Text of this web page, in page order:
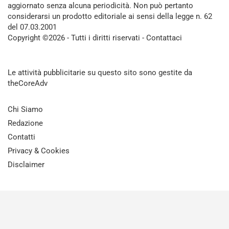
aggiornato senza alcuna periodicità. Non può pertanto
considerarsi un prodotto editoriale ai sensi della legge n. 62
del 07.03.2001
Copyright ©2026 - Tutti i diritti riservati - Contattaci
Le attività pubblicitarie su questo sito sono gestite da
theCoreAdv
Chi Siamo
Redazione
Contatti
Privacy & Cookies
Disclaimer